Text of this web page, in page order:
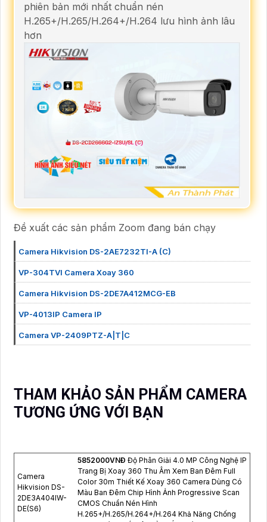
phiên bản mới nhất chuẩn nén
H.265+/H.265/H.264+/H.264 lưu hình ảnh lâu
hơn
Đề xuất các sản phẩm Zoom đang bán chạy
Camera Hikvision DS-2AE7232TI-A (C)
VP-304TVI Camera Xoay 360
Camera Hikvision DS-2DE7A412MCG-EB
VP-4013IP Camera IP
Camera VP-2409PTZ-A|T|C
THAM KHẢO SẢN PHẨM CAMERA
TƯƠNG ỨNG VỚI BẠN
Camera
Hikvision DS-
2DE3A404IW-
DE(S6)
5852000VNÐ Độ Phân Giải 4.0 MP Công Nghệ IP
Trang Bị Xoay 360 Thu Âm Xem Ban Đêm Full
Color 30m Thiết Kế Xoay 360 Camera Dùng Có
Màu Ban Đêm Chip Hình Ảnh Progressive Scan
CMOS Chuẩn Nén Hình
H.265+/H.265/H.264+/H.264 Khả Năng Chống